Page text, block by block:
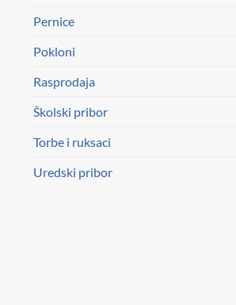
Pernice
Pokloni
Rasprodaja
Školski pribor
Torbe i ruksaci
Uredski pribor